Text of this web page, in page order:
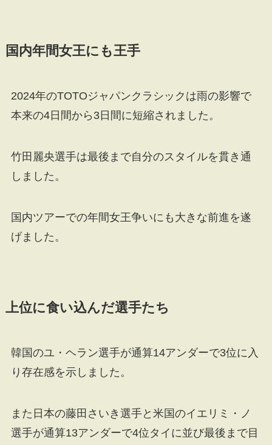
国内年間女王にも王手
2024年のTOTOジャパンクラシックは雨の影響で
本来の4日間から3日間に短縮されました。
竹田麗央選手は最後まで自分のスタイルを貫き通
しました。
国内ツアーでの年間女王争いにも大きな前進を遂
げました。
上位に食い込んだ選手たち
韓国のユ・ヘラン選手が通算14アンダーで3位に入
り存在感を示しました。
また日本の藤田さいき選手と米国のイエリミ・ノ
選手が通算13アンダーで4位タイに並び最後まで目